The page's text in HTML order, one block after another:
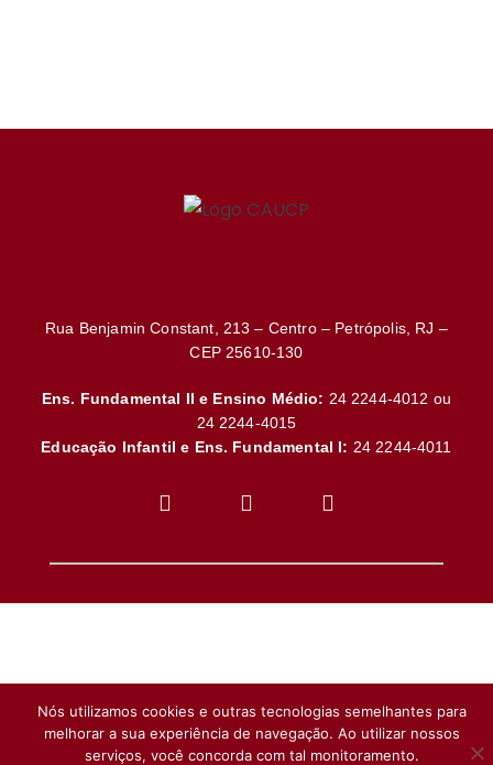
Rua Benjamin Constant, 213 – Centro – Petrópolis, RJ –
CEP 25610-130
Ens. Fundamental II e Ensino Médio: 24 2244-4012 ou
24 2244-4015
Educação Infantil e Ens. Fundamental I: 24 2244-4011
Nós utilizamos cookies e outras tecnologias semelhantes para
melhorar a sua experiência de navegação. Ao utilizar nossos
serviços, você concorda com tal monitoramento.